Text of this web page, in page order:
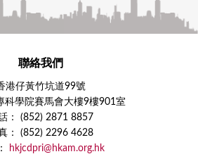
聯絡我們
港仔黃竹坑道99號
科學院賽馬會大樓9樓901室
： (852) 2871 8857
： (852) 2296 4628
hkjcdpri@hkam.org.hk